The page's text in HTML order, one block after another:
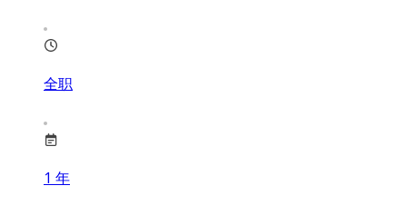
全职
1 年